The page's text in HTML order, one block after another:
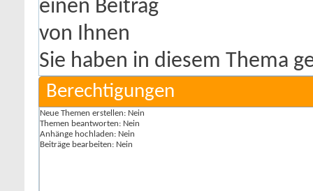
Sie haben in diesem Thema
Berechtigungen
Neue Themen erstellen: Nein
Themen beantworten: Nein
Anhänge hochladen: Nein
Beiträge bearbeiten: Nein